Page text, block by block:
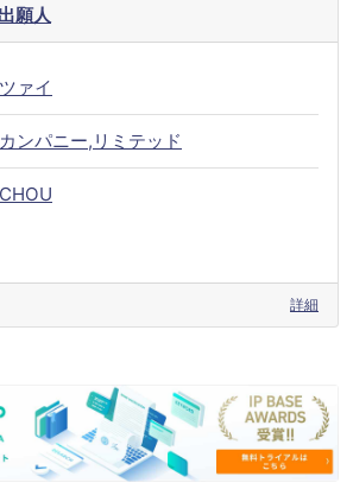
願人
ァイ
ンパニー,リミテッド
詳細